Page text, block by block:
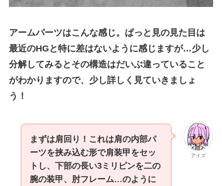
アームパーツはこんな感じ。ぱっと見の見た目は
最近のHGと特に差はないように感じますが…少し
分解してみるとその構造はだいぶ違っていること
がわかりますので、少し詳しく見ていきましょ
う！
アイズ
まずは肩回り！これは肩の内部パ
ーツを挟み込む形で肩装甲をセッ
トし、下部の長い3ミリピンを二の
腕の装甲、肘フレーム…のように